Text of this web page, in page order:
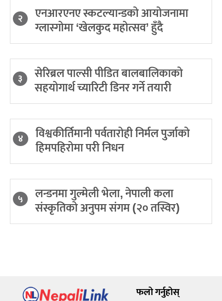
२ एनआरएनए स्कटल्यान्डको आयोजनामा
ग्लास्गोमा ‘खेलकुद महोत्सव’ हुँदै
३ सेरिब्रल पाल्सी पीडित बालबालिकाको
सहयोगार्थ च्यारिटी डिनर गर्ने तयारी
४ विश्वकीर्तिमानी पर्वतारोही निर्मल पुर्जाको
हिमपहिरोमा परी निधन
५ लन्डनमा गुल्मेली भेला, नेपाली कला
संस्कृतिको अनुपम संगम (२० तस्विर)
फलो गर्नुहोस्